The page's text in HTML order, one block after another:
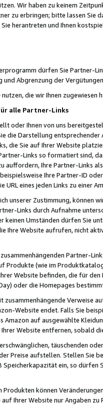
Wir haben zu keinem
zu erbringen; bitte lassen Sie
herantreten und Ihnen
dürfen Sie Partner-
Abgrenzung der
die wir Ihnen zugewiesen
alle Partner-Links
oder Ihnen von uns
die Darstellung
die Sie auf Ihrer Website
Links so formatiert sind,
auffordern, Ihre Partner-Links
Ihre Partner-ID
URL eines jeden Links zu einer
unserer Zustimmung, können
Links durch Aufnahme
keinen Umständen dürfen Sie
Ihre Website aufrufen, nicht
Partner-
Produkte (wie im
Website befinden, die für
oder die Homepages
zusammenhängende
Website endet. Falls Sie
Amazon auf ausgewählte
Website entfernen, sobald
täuschenden
Preise aufstellen. Stellen Sie
ein, so dürfen
Produkten können
Ihrer Website nur Angaben